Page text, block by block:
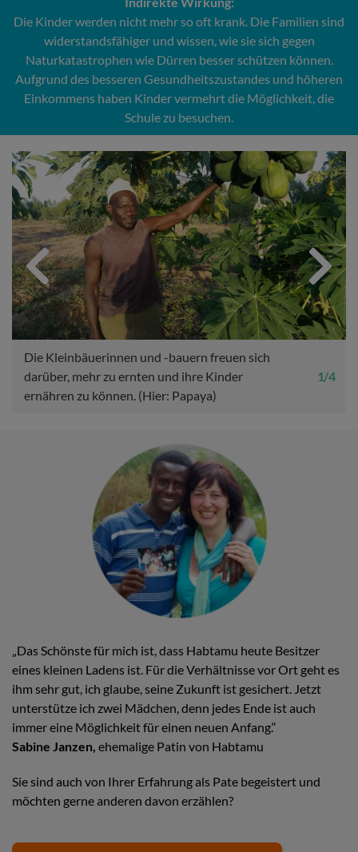
Die Kinder werden nicht mehr so oft krank. Die Familien sind
widerstandsfähiger und wissen, wie sie sich gegen
Naturkatastrophen wie Dürren besser schützen können.
Aufgrund des besseren Gesundheitszustandes und höheren
Einkommens haben Kinder vermehrt die Möglichkeit, die
Schule zu besuchen.
Previous
Die Kleinbäuerinnen und -bauern freuen sich
darüber, mehr zu ernten und ihre Kinder
ernähren zu können. (Hier: Papaya)
1 / 4
Next
„Das Schönste für mich ist, dass Habtamu heute Besitzer
eines kleinen Ladens ist. Für die Verhältnisse vor Ort geht es
ihm sehr gut, ich glaube, seine Zukunft ist gesichert. Jetzt
unterstütze ich zwei Mädchen, denn jedes Ende ist auch
immer eine Möglichkeit für einen neuen Anfang.“
Sabine Janzen, ehemalige Patin von Habtamu
Sie sind auch von Ihrer Erfahrung als Pate begeistert und
möchten gerne anderen davon erzählen?